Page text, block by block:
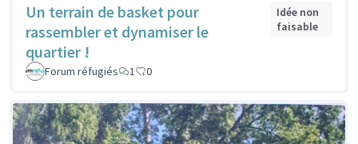
Un terrain de basket pour
rassembler et dynamiser le
quartier !
Idée non
faisable
Forum réfugiés 1 0